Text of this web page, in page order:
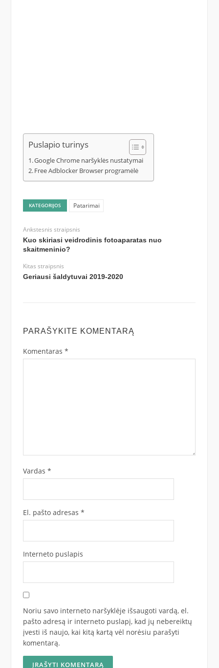
Puslapio turinys
Google Chrome naršyklės nustatymai
Free Adblocker Browser programėlė
KATEGORIJOS Patarimai
Ankstesnis straipsnis
Kuo skiriasi veidrodinis fotoaparatas nuo
skaitmeninio?
Kitas straipsnis
Geriausi šaldytuvai 2019-2020
PARAŠYKITE KOMENTARĄ
Komentaras *
Vardas *
El. pašto adresas *
Interneto puslapis
Noriu savo interneto naršyklėje išsaugoti vardą, el.
pašto adresą ir interneto puslapį, kad jų nebereiktų
įvesti iš naujo, kai kitą kartą vėl norėsiu parašyti
komentarą.